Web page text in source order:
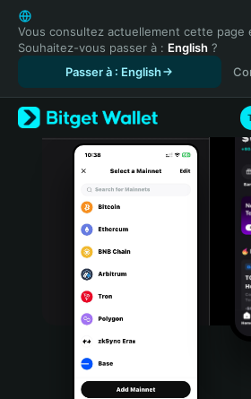
English
日本語
Tiếng Việt
Español (Latinoamérica)
Türkçe
Italiano
Português (Portugal)
Bahasa Indonesia
Português (Brasil)
Vous consultez actuellement cette page
Souhaitez-vous passer à : English ?
Passer à : English